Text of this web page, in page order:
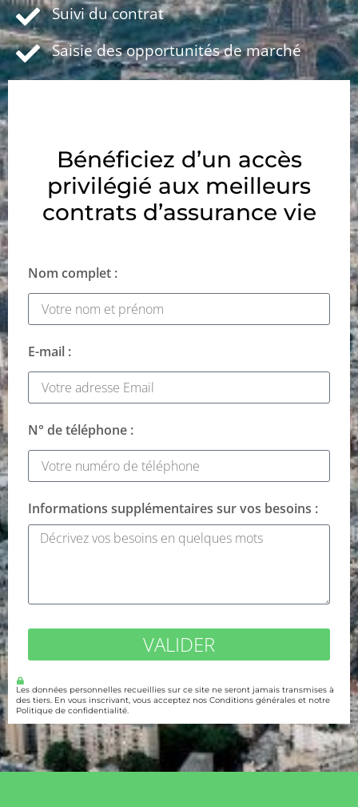
Suivi du contrat
Saisie des opportunités de marché
Bénéficiez d’un accès
privilégié aux meilleurs
contrats d’assurance vie
Nom complet :
E-mail :
N° de téléphone :
Informations supplémentaires sur vos besoins :
VALIDER
Les données personnelles recueillies sur ce site ne seront jamais transmises à
des tiers. En vous inscrivant, vous acceptez nos Conditions générales et notre
Politique de confidentialité.